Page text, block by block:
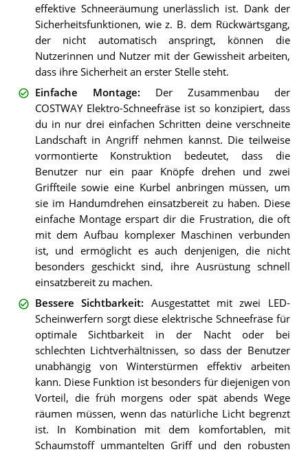
effektive Schneeräumung unerlässlich ist. Dank der
Sicherheitsfunktionen, wie z. B. dem Rückwärtsgang,
der nicht automatisch anspringt, können die
Nutzerinnen und Nutzer mit der Gewissheit arbeiten,
dass ihre Sicherheit an erster Stelle steht.
Einfache Montage: Der Zusammenbau der
COSTWAY Elektro-Schneefräse ist so konzipiert, dass
du in nur drei einfachen Schritten deine verschneite
Landschaft in Angriff nehmen kannst. Die teilweise
vormontierte Konstruktion bedeutet, dass die
Benutzer nur ein paar Knöpfe drehen und zwei
Griffteile sowie eine Kurbel anbringen müssen, um
sie im Handumdrehen einsatzbereit zu haben. Diese
einfache Montage erspart dir die Frustration, die oft
mit dem Aufbau komplexer Maschinen verbunden
ist, und ermöglicht es auch denjenigen, die nicht
besonders geschickt sind, ihre Ausrüstung schnell
einsatzbereit zu machen.
Bessere Sichtbarkeit: Ausgestattet mit zwei LED-
Scheinwerfern sorgt diese elektrische Schneefräse für
optimale Sichtbarkeit in der Nacht oder bei
schlechten Lichtverhältnissen, so dass der Benutzer
unabhängig von Winterstürmen effektiv arbeiten
kann. Diese Funktion ist besonders für diejenigen von
Vorteil, die früh morgens oder spät abends Wege
räumen müssen, wenn das natürliche Licht begrenzt
ist. In Kombination mit dem komfortablen, mit
Schaumstoff ummantelten Griff und den robusten